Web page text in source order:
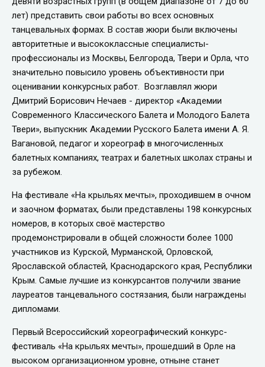
лет) представить свои работы во всех основных
танцевальных формах. В состав жюри были включены
авторитетные и высококлассные специалисты-
профессионалы из Москвы, Белгорода, Твери и Орла, что
значительно повысило уровень объективности при
оценивании конкурсных работ. Возглавлял жюри
Дмитрий Борисович Нечаев - директор «Академии
Современного Классического Балета и Молодого Балета
Твери», выпускник Академии Русского Балета имени А. Я.
Вагановой, педагог и хореограф в многочисленных
балетных компаниях, театрах и балетных школах страны и
за рубежом.
На фестивале «На крыльях мечты», проходившем в очном
и заочном форматах, были представлены 198 конкурсных
номеров, в которых своё мастерство
продемонстрировали в общей сложности более 1000
участников из Курской, Мурманской, Орловской,
Ярославской областей, Краснодарского края, Республики
Крым. Самые лучшие из конкурсантов получили звание
лауреатов танцевального состязания, были награждены
дипломами.
Первый Всероссийский хореографический конкурс-
фестиваль «На крыльях мечты», прошедший в Орле на
высоком организационном уровне, отныне станет